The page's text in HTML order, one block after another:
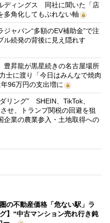
ディングス 同社に聞いた「店
多角化してもぶれない軸
ジャパン“多額のEV補助金”で注
続発の背後に見え隠れす
豊昇龍が黒星続きの名古屋場所
士に渡り「今日はみんなで焼肉
96万円の支出増に
リング” SHEIN、TikTok、
せ、トランプ関税の回避を狙
業の農業参入・土地取得への
圏の不動産価格「危ない駅」ラ
】“中古マンション売れ行き鈍